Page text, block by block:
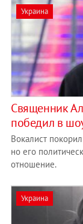
Украина
Священник
победил в
Вокалист
но его
отношение.
Украина